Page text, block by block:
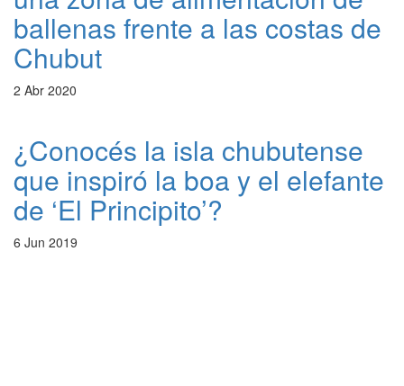
ballenas frente a las costas de
Chubut
2 Abr 2020
¿Conocés la isla chubutense
que inspiró la boa y el elefante
de ‘El Principito’?
6 Jun 2019